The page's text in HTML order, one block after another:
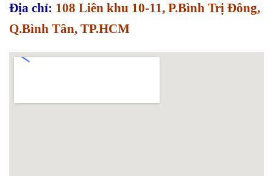
Địa chỉ: 108 Liên khu 10-11, P.Bình Trị Đông,
Q.Bình Tân, TP.HCM